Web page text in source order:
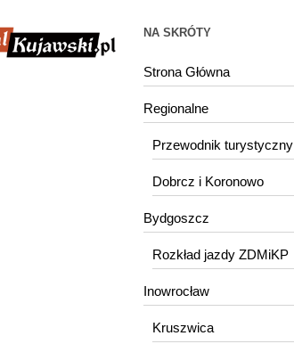
NA SKRÓTY
Strona Główna
Regionalne
Przewodnik turystyczny
Dobrcz i Koronowo
Bydgoszcz
Rozkład jazdy ZDMiKP
Inowrocław
Kruszwica